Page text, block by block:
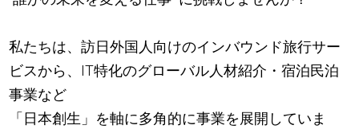
私たちは、訪日外国人向けのインバウンド旅行サー
ビスから、IT特化のグローバル人材紹介・宿泊民泊
事業など
「日本創生」を軸に多角的に事業を展開していま